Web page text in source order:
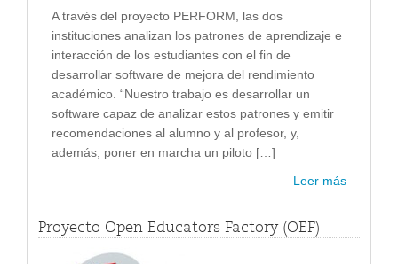
A través del proyecto PERFORM, las dos
instituciones analizan los patrones de aprendizaje e
interacción de los estudiantes con el fin de
desarrollar software de mejora del rendimiento
académico. “Nuestro trabajo es desarrollar un
software capaz de analizar estos patrones y emitir
recomendaciones al alumno y al profesor, y,
además, poner en marcha un piloto […]
Leer más
Proyecto Open Educators Factory (OEF)